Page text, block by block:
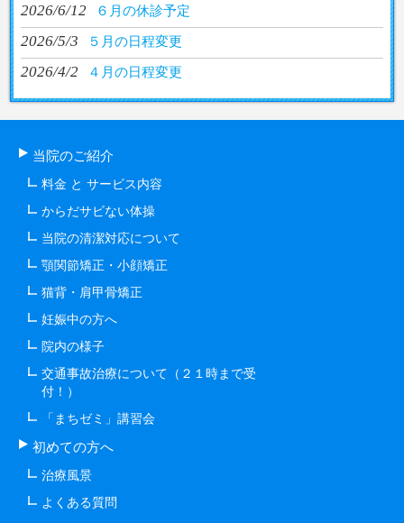
2026/6/12 ６月の休診予定
2026/5/3 ５月の日程変更
2026/4/2 ４月の日程変更
当院のご紹介
料金 と サービス内容
からだサビない体操
当院の清潔対応について
顎関節矯正・小顔矯正
猫背・肩甲骨矯正
妊娠中の方へ
院内の様子
交通事故治療について（２１時まで受
付！）
「まちゼミ」講習会
初めての方へ
治療風景
よくある質問